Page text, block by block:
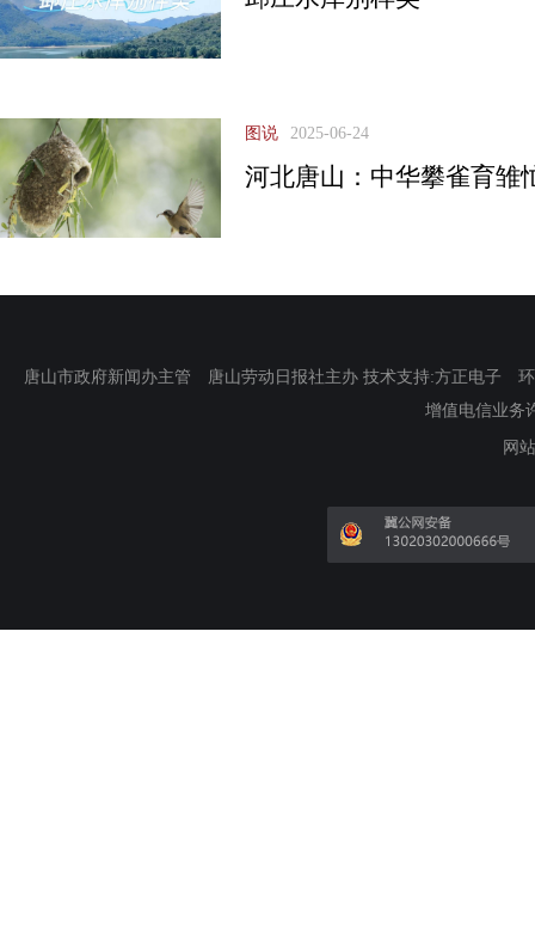
图说 2025-06-24
河北唐山：中华攀雀育雏
唐山市政府新闻办主管 唐山劳动日报社主办 技术支持:方正电子
增值电信业务
网